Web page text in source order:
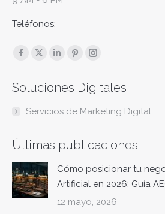
Teléfonos:
Encuéntranos en:
Facebook
opens
in
X
opens
in
Linkedin
opens
Pinterest
opens
in
Instagram
opens
in
Soluciones Digitales
Servicios de Marketing Digital
Últimas publicaciones
Cómo posicionar tu
Artificial en 2026: Guía
12 mayo, 2026